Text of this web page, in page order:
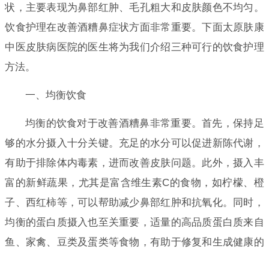
状，主要表现为鼻部红肿、毛孔粗大和皮肤颜色不均匀。
饮食护理在改善酒糟鼻症状方面非常重要。下面太原肤康
中医皮肤病医院的医生将为我们介绍三种可行的饮食护理
方法。
一、均衡饮食
均衡的饮食对于改善酒糟鼻非常重要。首先，保持足
够的水分摄入十分关键。充足的水分可以促进新陈代谢，
有助于排除体内毒素，进而改善皮肤问题。此外，摄入丰
富的新鲜蔬果，尤其是富含维生素C的食物，如柠檬、橙
子、西红柿等，可以帮助减少鼻部红肿和抗氧化。同时，
均衡的蛋白质摄入也至关重要，适量的高品质蛋白质来自
鱼、家禽、豆类及蛋类等食物，有助于修复和生成健康的